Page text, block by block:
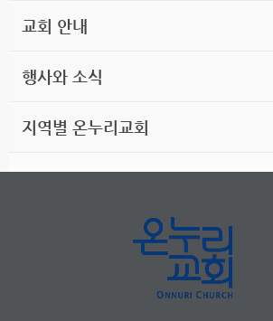
교회 안내
행사와 소식
지역별 온누리교회